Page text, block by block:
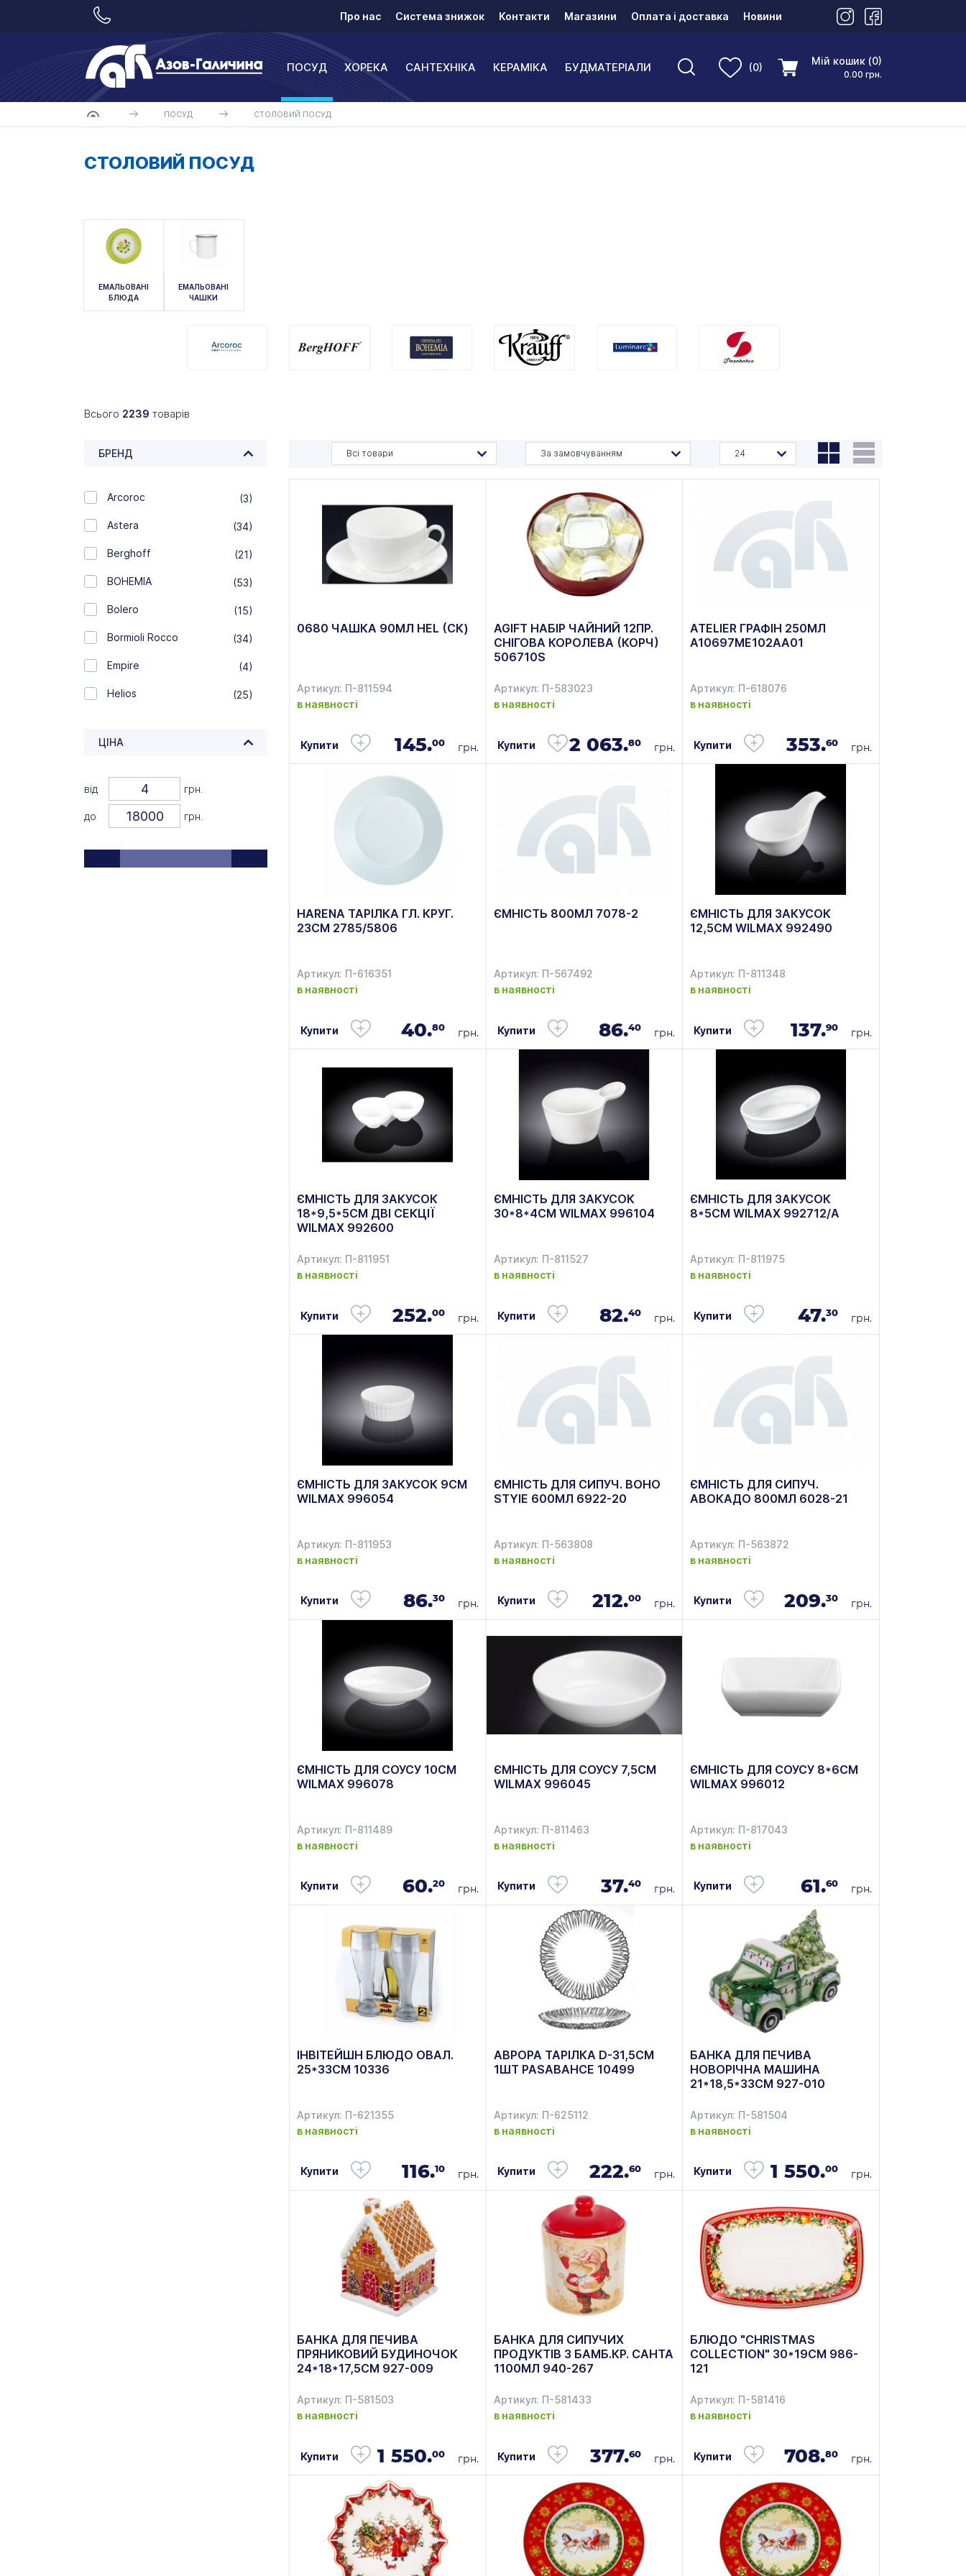
Про нас Система знижок Контакти Магазини Оплата і доставка Новини
ПОСУД ХОРЕКА САНТЕХНІКА КЕРАМІКА БУДМАТЕРІАЛИ (0)
Мій кошик (0)
0.00 грн.
ПОСУД СТОЛОВИЙ ПОСУД
СТОЛОВИЙ ПОСУД
ЕМАЛЬОВАНІ
БЛЮДА
ЕМАЛЬОВАНІ
ЧАШКИ
Всього 2239 товарів
БРЕНД
Arcoroc (3)
Astera (34)
Berghoff (21)
BOHEMIA (53)
Bolero (15)
Bormioli Rocco (34)
Empire (4)
Helios (25)
Ipec
Ivonne
Iwona
ЦІНА
від грн.
до грн.
Всі товари За замовчуванням 24
0680 ЧАШКА 90МЛ HEL (СК)
Артикул: П-811594
в наявності
Купити 145.00 грн.
AGIFT НАБІР ЧАЙНИЙ 12ПР.
СНІГОВА КОРОЛЕВА (КОРЧ)
506710S
Артикул: П-583023
в наявності
Купити 2 063.80 грн.
ATELIER ГРАФІН 250МЛ
A10697ME102AA01
Артикул: П-618076
в наявності
Купити 353.60 грн.
HARENA ТАРІЛКА ГЛ. КРУГ.
23СМ 2785/5806
Артикул: П-616351
в наявності
Купити 40.80 грн.
ЄМНІСТЬ 800МЛ 7078-2
Артикул: П-567492
в наявності
Купити 86.40 грн.
ЄМНІСТЬ ДЛЯ ЗАКУСОК
12,5СМ WILMAX 992490
Артикул: П-811348
в наявності
Купити 137.90 грн.
ЄМНІСТЬ ДЛЯ ЗАКУСОК
18*9,5*5СМ ДВІ СЕКЦІЇ
WILMAX 992600
Артикул: П-811951
в наявності
Купити 252.00 грн.
ЄМНІСТЬ ДЛЯ ЗАКУСОК
30*8*4СМ WILMAX 996104
Артикул: П-811527
в наявності
Купити 82.40 грн.
ЄМНІСТЬ ДЛЯ ЗАКУСОК
8*5СМ WILMAX 992712/А
Артикул: П-811975
в наявності
Купити 47.30 грн.
ЄМНІСТЬ ДЛЯ ЗАКУСОК 9СМ
WILMAX 996054
Артикул: П-811953
в наявності
Купити 86.30 грн.
ЄМНІСТЬ ДЛЯ СИПУЧ. BOHO
STYIE 600МЛ 6922-20
Артикул: П-563808
в наявності
Купити 212.00 грн.
ЄМНІСТЬ ДЛЯ СИПУЧ.
АВОКАДО 800МЛ 6028-21
Артикул: П-563872
в наявності
Купити 209.30 грн.
ЄМНІСТЬ ДЛЯ СОУСУ 10СМ
WILMAX 996078
Артикул: П-811489
в наявності
Купити 60.20 грн.
ЄМНІСТЬ ДЛЯ СОУСУ 7,5СМ
WILMAX 996045
Артикул: П-811463
в наявності
Купити 37.40 грн.
ЄМНІСТЬ ДЛЯ СОУСУ 8*6СМ
WILMAX 996012
Артикул: П-817043
в наявності
Купити 61.60 грн.
ІНВІТЕЙШН БЛЮДО ОВАЛ.
25*33СМ 10336
Артикул: П-621355
в наявності
Купити 116.10 грн.
АВРОРА ТАРІЛКА D-31,5СМ
1ШТ PASABAHCE 10499
Артикул: П-625112
в наявності
Купити 222.60 грн.
БАНКА ДЛЯ ПЕЧИВА
НОВОРІЧНА МАШИНА
21*18,5*33СМ 927-010
Артикул: П-581504
в наявності
Купити 1 550.00 грн.
БАНКА ДЛЯ ПЕЧИВА
ПРЯНИКОВИЙ БУДИНОЧОК
24*18*17,5СМ 927-009
Артикул: П-581503
в наявності
Купити 1 550.00 грн.
БАНКА ДЛЯ СИПУЧИХ
ПРОДУКТІВ З БАМБ.КР. САНТА
1100МЛ 940-267
Артикул: П-581433
в наявності
Купити 377.60 грн.
БЛЮДО "CHRISTMAS
COLLECTION" 30*19СМ 986-
121
Артикул: П-581416
в наявності
Купити 708.80 грн.